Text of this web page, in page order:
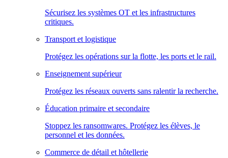
Sécurisez les systèmes OT et les infrastructures
critiques.
Transport et logistique
Protégez les opérations sur la flotte, les ports et le rail.
Enseignement supérieur
Protégez les réseaux ouverts sans ralentir la recherche.
Éducation primaire et secondaire
Stoppez les ransomwares. Protégez les élèves, le
personnel et les données.
Commerce de détail et hôtellerie